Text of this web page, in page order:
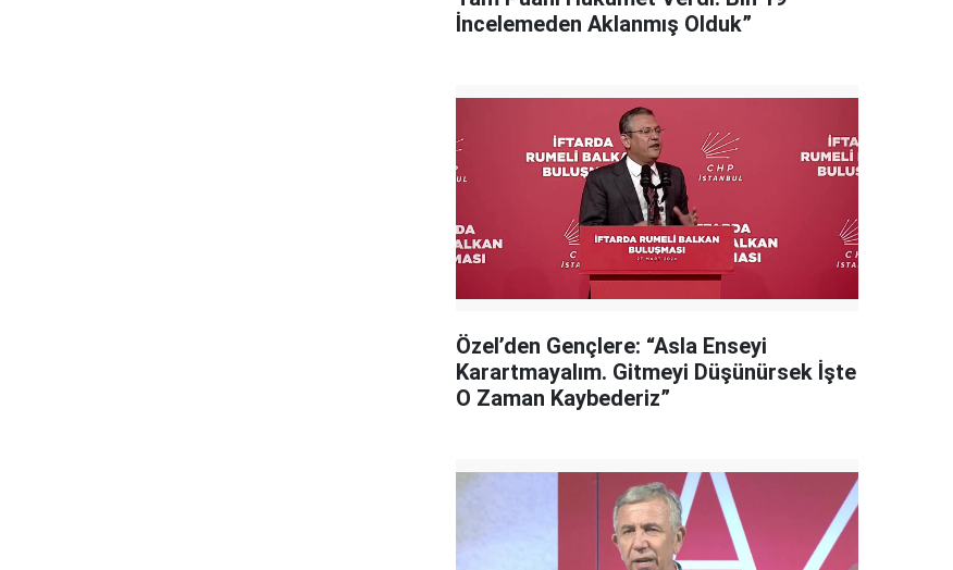
İncelemeden Aklanmış Olduk”
Özel’den Gençlere: “Asla Enseyi
Karartmayalım. Gitmeyi Düşünürsek İşte
O Zaman Kaybederiz”